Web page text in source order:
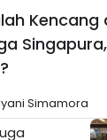
Kencang
Simamora